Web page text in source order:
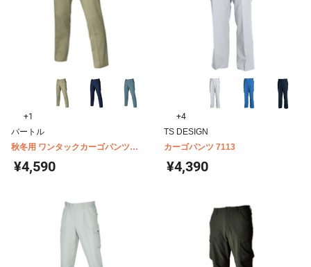
+1
バートル
秋冬用 ワンタックカーゴパンツ
1312
¥4,590
+4
TS DESIGN
カーゴパンツ 7113
¥4,390